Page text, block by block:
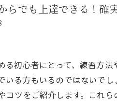
らでも上達できる！確
る初心者にとって、練習方
いる方もいるのではないで
コツをご紹介します。これ